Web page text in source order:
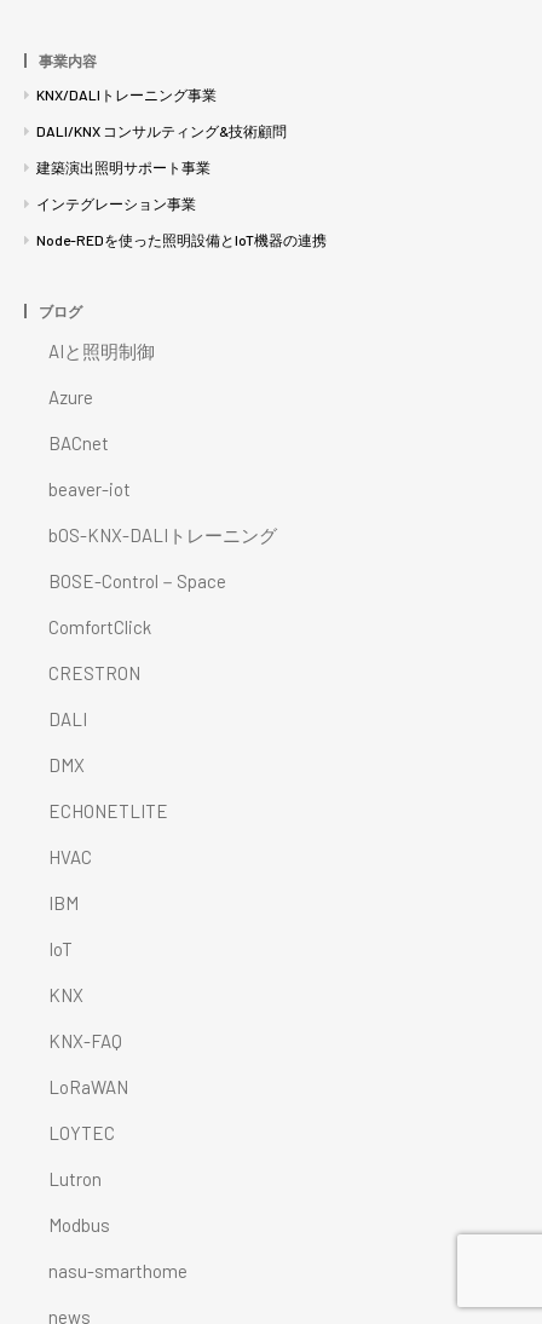
事業内容
KNX/DALIトレーニング事業
DALI/KNX コンサルティング&技術顧問
建築演出照明サポート事業
インテグレーション事業
Node-REDを使った照明設備とIoT機器の連携
ブログ
AIと照明制御
Azure
BACnet
beaver-iot
bOS-KNX-DALIトレーニング
BOSE-Control－Space
ComfortClick
CRESTRON
DALI
DMX
ECHONETLITE
HVAC
IBM
IoT
KNX
KNX-FAQ
LoRaWAN
LOYTEC
Lutron
Modbus
nasu-smarthome
news